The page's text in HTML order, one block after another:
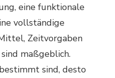
eine funktionale
vollständige
Zeitvorgaben
maßgeblich.
sind, desto